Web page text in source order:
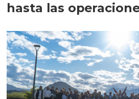
hasta las